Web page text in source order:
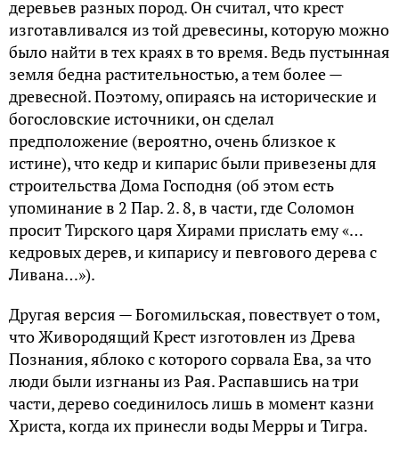
деревьев разных пород. Он считал, что крест
изготавливался из той древесины, которую можно
было найти в тех краях в то время. Ведь пустынная
земля бедна растительностью, а тем более —
древесной. Поэтому, опираясь на исторические и
богословские источники, он сделал
предположение (вероятно, очень близкое к
истине), что кедр и кипарис были привезены для
строительства Дома Господня (об этом есть
упоминание в 2 Пар. 2. 8, в части, где Соломон
просит Тирского царя Хирами прислать ему «…
кедровых дерев, и кипарису и певгового дерева с
Ливана…»).
Другая версия — Богомильская, повествует о том,
что Живородящий Крест изготовлен из Древа
Познания, яблоко с которого сорвала Ева, за что
люди были изгнаны из Рая. Распавшись на три
части, дерево соединилось лишь в момент казни
Христа, когда их принесли воды Мерры и Тигра.